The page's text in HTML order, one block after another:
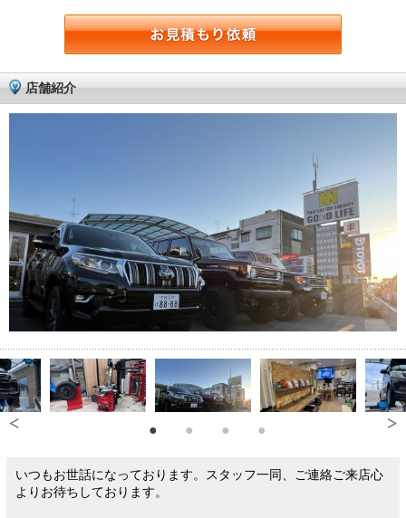
店舗紹介
いつもお世話になっております。スタッフ一同、ご連絡ご来店心
よりお待ちしております。